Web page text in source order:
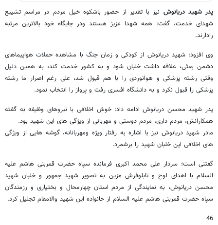
پدر شهید دریانوش نیز با تقدیر از حضور باشکوه خیل مردم در مراسم تشییع
شهدای خدمت، گفت: همه شهدا عزیز هستند ودر جایگاه خود بالاترین مرتبه
رادارند.
وی افزود: شهید دریانوش از کودکی و زمان جنگ با مشاهده حملات هواپیماهای
دشمن بعثی، علاقه داشت خلبان شود و به کشور خدمت کند، به همین دلیل
وقتی رشته پزشکی و هوانوردی را با هم قبول شد، علی رغم اصرار ما رشته
پزشکی را قبول نکرد و به دانشگاه افسری رفت و پرواز را انتخاب نمود.
پدر شهید محسن دریانوش ادامه داد: خوش اخلاقی با نیروهای وظیفه به گفته
همکارانش، مردم داری، مردم دوستی و مهربانی از ویژگی های این شهید بود.
مادر شهید دریانوش نیز با اشاره به رفتار ویژه ومهربانانه، گوشه هایی از ویژگی
های اخلاقی این خلبان شهید را برشمرد.
گفتنی است؛ سردار علی محمد اکبری فرمانده سپاه حضرت قمربنی هاشم علیه
السلام با اهدای لوح و تابلوفرش مزین به تصویر شهید جمهور و خلبان شهید
محسن دریانوش، به نمایندگی از مردم استان چهارمحال و بختیاری و رزمندگان
سپاه حضرت قمربنی هاشم علیه السلام از خانواده این شهید والامقام تجلیل کرد.
46